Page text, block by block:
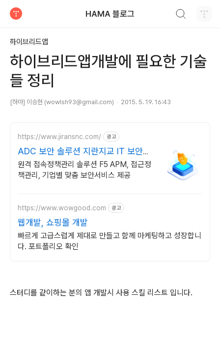
HAMA 블로그
하이브리드앱
하이브리드앱개발에 필요한 기술
들 정리
[하마] 이승현 (wowlsh93@gmail.com) 2015. 5. 19. 16:43
https://www.jiransnc.com/ 광고
ADC 보안 솔루션 지란지교 IT 보안솔
루션 전문기업
원격 접속정책관리 솔루션 F5 APM, 접근정
책관리, 기업별 맞춤 보안서비스 제공
https://www.wowgood.com 광고
웹개발, 쇼핑몰 개발
빠르게 고급스럽게 제대로 만들고 함께 마케팅하고 성장합니
다. 포트폴리오 확인
스터디를 같이하는 분의 앱 개발시 사용 스킬 리스트 입니다.